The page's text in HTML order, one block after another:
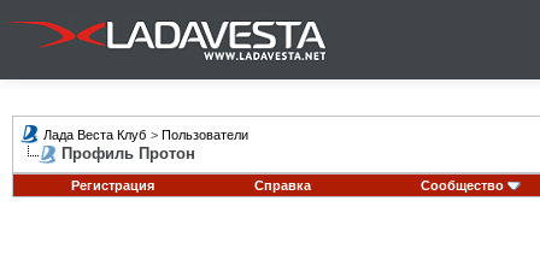
Лада Веста Клуб > Пользователи
Профиль Протон
Регистрация Справка Сообщество